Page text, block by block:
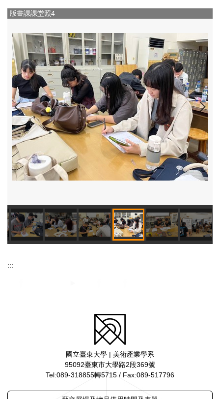
版畫課課堂照4
:::
國立臺東大學 | 美術產業學系
95092臺東市大學路2段369號
Tel:089-318855轉5715 / Fax:089-517796